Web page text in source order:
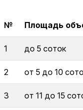
№ Площадь
1 до 5 соток
2 от 5 до 10
3 от 11 до 15